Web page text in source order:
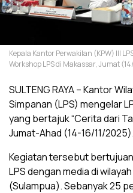
Kepala Kantor Perwakilan (KPW) III
Workshop LPS di Makassar, Jumat
SULTENG RAYA – Kantor
Simpanan (LPS) mengelar
yang bertajuk “Cerita dari
Jumat-Ahad (14-16/11/2025).
Kegiatan tersebut
LPS dengan media di
(Sulampua). Sebanyak 25